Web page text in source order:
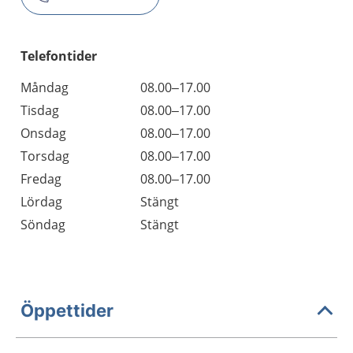
Telefontider
Måndag
08.00–17.00
Tisdag
08.00–17.00
Onsdag
08.00–17.00
Torsdag
08.00–17.00
Fredag
08.00–17.00
Lördag
Stängt
Söndag
Stängt
Öppettider